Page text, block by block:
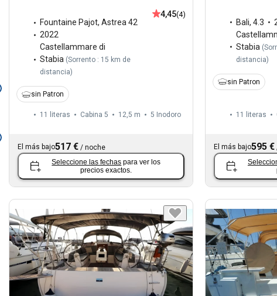
Fountaine Pajot, Astrea 42
2022
Castellammare di
Stabia (Sorrento : 15 km de
distancia)
4,45(4)
sin Patron
11 literas Cabina 5 12,5 m 5 Inodoro
El más bajo517 € / noche
Seleccione las fechas para ver los
precios exactos.
Bali, 4.3
Stabia (
distancia)
sin Patron
11 literas
El más bajo595 €